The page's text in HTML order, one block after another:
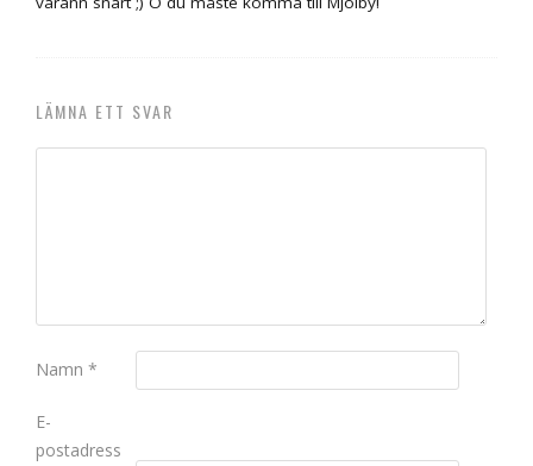
LÄMNA ETT SVAR
Namn *
E-
postadress